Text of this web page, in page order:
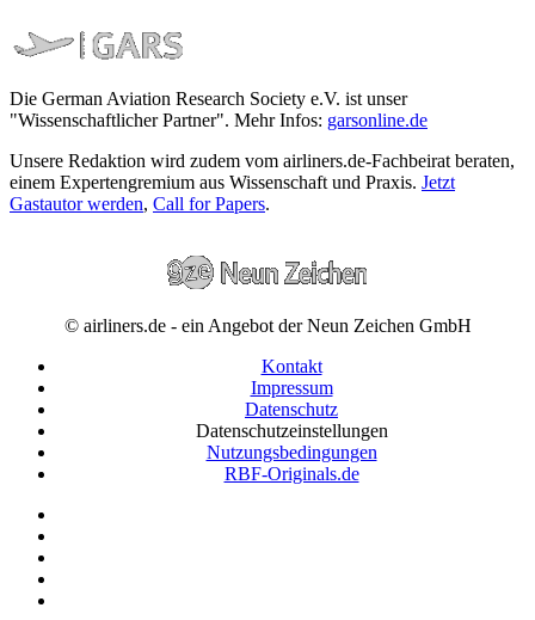
Die German Aviation Research Society e.V. ist unser
"Wissenschaftlicher Partner". Mehr Infos: garsonline.de
Unsere Redaktion wird zudem vom airliners.de-Fachbeirat beraten,
einem Expertengremium aus Wissenschaft und Praxis. Jetzt
Gastautor werden, Call for Papers.
© airliners.de - ein Angebot der Neun Zeichen GmbH
Kontakt
Impressum
Datenschutz
Datenschutzeinstellungen
Nutzungsbedingungen
RBF-Originals.de